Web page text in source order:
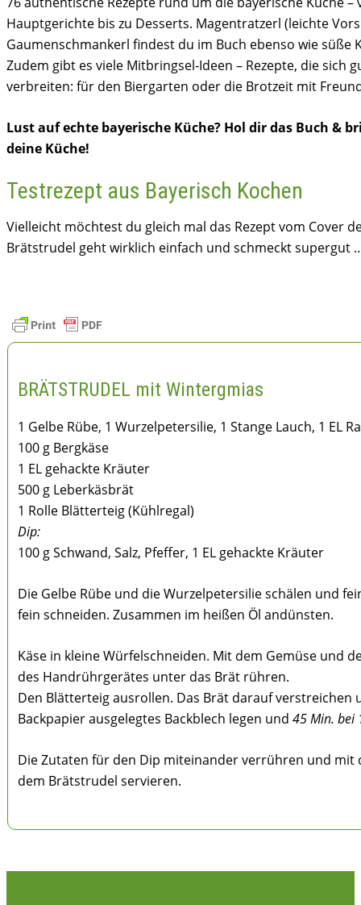
Hauptgerichte bis zu Desserts. Magentratzerl (leichte
Gaumenschmankerl findest du im Buch ebenso wie süße
Zudem gibt es viele Mitbringsel-Ideen – Rezepte, die sich
verbreiten: für den Biergarten oder die Brotzeit mit
Lust auf echte bayerische Küche? Hol dir das Buch &
deine Küche!
Testrezept aus Bayerisch Kochen
Vielleicht möchtest du gleich mal das Rezept vom Cover
Brätstrudel geht wirklich einfach und schmeckt supergut
BRÄTSTRUDEL mit Wintergmias
1 Gelbe Rübe, 1 Wurzelpetersilie, 1 Stange Lauch, 1 EL
100 g Bergkäse
1 EL gehackte Kräuter
500 g Leberkäsbrät
1 Rolle Blätterteig (Kühlregal)
Dip:
100 g Schwand, Salz, Pfeffer, 1 EL gehackte Kräuter
Die Gelbe Rübe und die Wurzelpetersilie schälen und
fein schneiden. Zusammen im heißen Öl andünsten.
Käse in kleine Würfelschneiden. Mit dem Gemüse und
des Handrührgerätes unter das Brät rühren.
Den Blätterteig ausrollen. Das Brät darauf verstreichen
Backpapier ausgelegtes Backblech legen und 45 Min. bei
Die Zutaten für den Dip miteinander verrühren und mit
dem Brätstrudel servieren.